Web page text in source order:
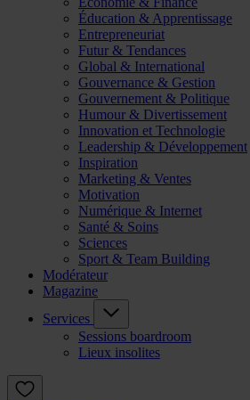
Éducation & Apprentissage
Entrepreneuriat
Futur & Tendances
Global & International
Gouvernance & Gestion
Gouvernement & Politique
Humour & Divertissement
Innovation et Technologie
Leadership & Développement
Inspiration
Marketing & Ventes
Motivation
Numérique & Internet
Santé & Soins
Sciences
Sport & Team Building
Modérateur
Magazine
Services
Sessions boardroom
Lieux insolites